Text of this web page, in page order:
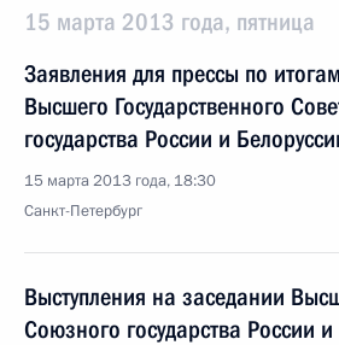
15 марта 2013 года, пятница
Заявления для прессы по
Высшего Государственного
государства России и
15 марта 2013 года, 18:30
Санкт-Петербург
Выступления на заседании
Союзного государства России и